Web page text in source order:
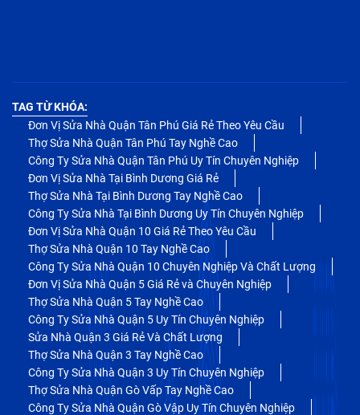
TAG TỪ KHÓA:
Đơn Vị Sửa Nhà Quận Tân Phú Giá Rẻ Theo Yêu Cầu
Thợ Sửa Nhà Quận Tân Phú Tay Nghề Cao
Công Ty Sửa Nhà Quận Tân Phú Uy Tín Chuyên Nghiệp
Đơn Vị Sửa Nhà Tại Bình Dương Giá Rẻ
Thợ Sửa Nhà Tại Bình Dương Tay Nghề Cao
Công Ty Sửa Nhà Tại Bình Dương Uy Tín Chuyên Nghiệp
Đơn Vị Sửa Nhà Quận 10 Giá Rẻ Theo Yêu Cầu
Thợ Sửa Nhà Quận 10 Tay Nghề Cao
Công Ty Sửa Nhà Quận 10 Chuyên Nghiệp Và Chất Lượng
Đơn Vị Sửa Nhà Quận 5 Giá Rẻ và Chuyên Nghiệp
Thợ Sửa Nhà Quận 5 Tay Nghề Cao
Công Ty Sửa Nhà Quận 5 Uy Tín Chuyên Nghiệp
Sửa Nhà Quận 3 Giá Rẻ Và Chất Lượng
Thợ Sửa Nhà Quận 3 Tay Nghề Cao
Công Ty Sửa Nhà Quận 3 Uy Tín Chuyên Nghiệp
Thợ Sửa Nhà Quận Gò Vấp Tay Nghề Cao
Công Ty Sửa Nhà Quận Gò Vập Uy Tín Chuyên Nghiệp